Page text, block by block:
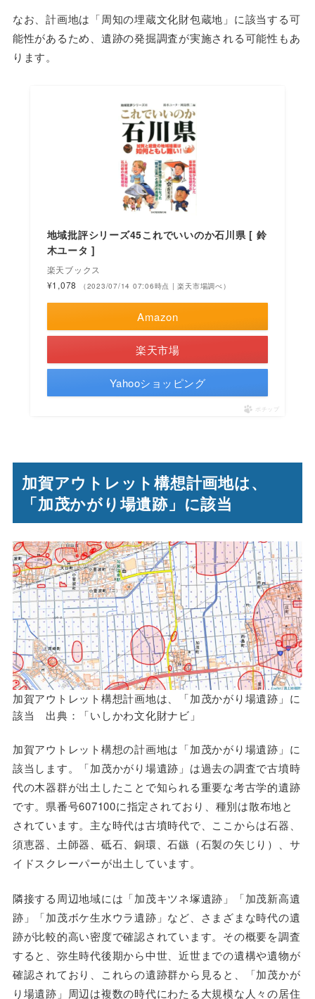
なお、計画地は「周知の埋蔵文化財包蔵地」に該当する可
能性があるため、遺跡の発掘調査が実施される可能性もあ
ります。
地域批評シリーズ45これでいいのか石川県 [ 鈴
木ユータ ]
楽天ブックス
¥1,078
（2023/07/14 07:06時点 | 楽天市場調べ）
Amazon
楽天市場
Yahooショッピング
ポチップ
加賀アウトレット構想計画地は、
「加茂かがり場遺跡」に該当
加賀アウトレット構想計画地は、「加茂かがり場遺跡」に
該当 出典：「いしかわ文化財ナビ」
加賀アウトレット構想の計画地は「加茂かがり場遺跡」に
該当します。「加茂かがり場遺跡」は過去の調査で古墳時
代の木器群が出土したことで知られる重要な考古学的遺跡
です。県番号607100に指定されており、種別は散布地と
されています。主な時代は古墳時代で、ここからは石器、
須恵器、土師器、砥石、銅環、石鏃（石製の矢じり）、サ
イドスクレーパーが出土しています。
隣接する周辺地域には「加茂キツネ塚遺跡」「加茂新高遺
跡」「加茂ボケ生水ウラ遺跡」など、さまざまな時代の遺
跡が比較的高い密度で確認されています。その概要を調査
すると、弥生時代後期から中世、近世までの遺構や遺物が
確認されており、これらの遺跡群から見ると、「加茂かが
り場遺跡」周辺は複数の時代にわたる大規模な人々の居住